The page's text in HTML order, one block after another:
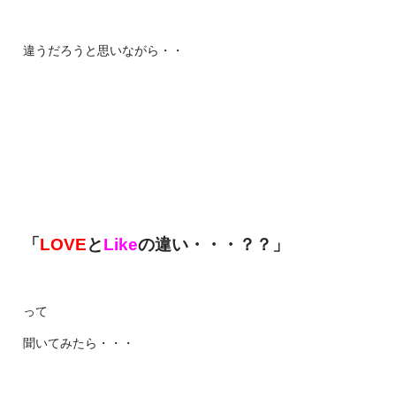
違うだろうと思いながら・・
「 LOVEとLikeの違い・・・？？」
って
聞いてみたら・・・